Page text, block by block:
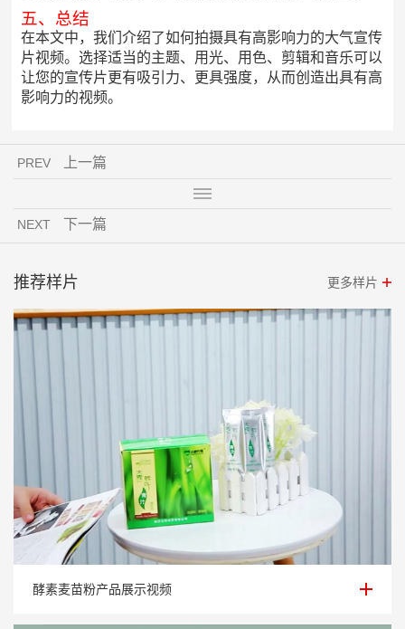
五、总结
在本文中，我们介绍了如何拍摄具有高影响力的大气宣传
片视频。选择适当的主题、用光、用色、剪辑和音乐可以
让您的宣传片更有吸引力、更具强度，从而创造出具有高
影响力的视频。
PREV 上一篇
NEXT 下一篇
推荐样片 更多样片
酵素麦苗粉产品展示视频
酵素麦苗粉产品展示视频